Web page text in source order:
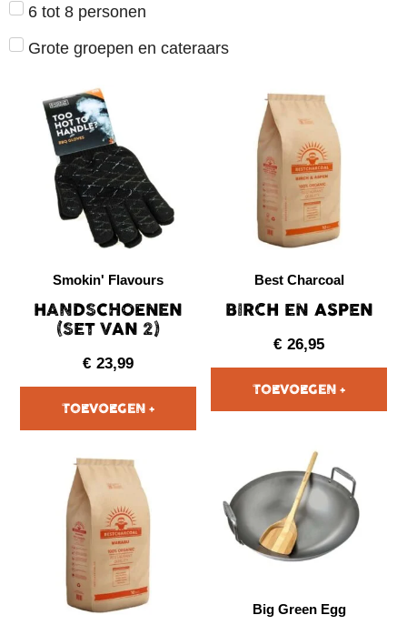
6 tot 8 personen
Grote groepen en cateraars
Smokin' Flavours
HANDSCHOENEN
(SET VAN 2)
€ 23,99
Best Charcoal
BIRCH EN ASPEN
€ 26,95
Big Green Egg